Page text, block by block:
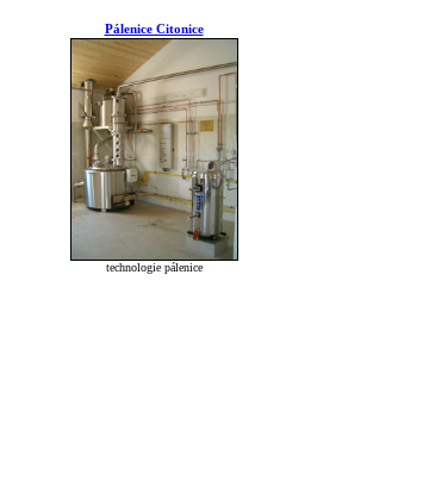
Pálenice Citonice
technologie pálenice